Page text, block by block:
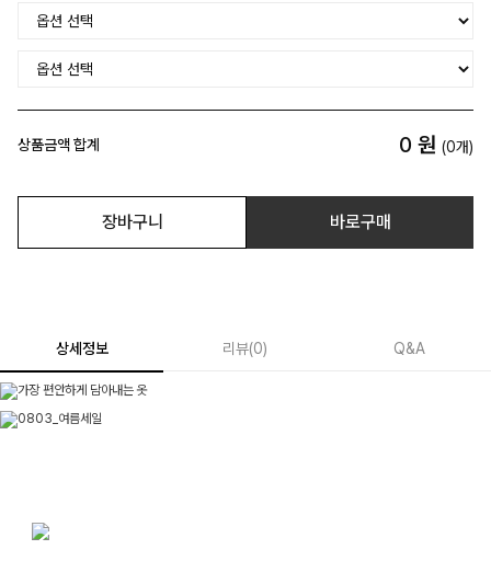
상품금액 합계 0 원 (0개)
장바구니 바로구매
상세정보 리뷰(0) Q&A